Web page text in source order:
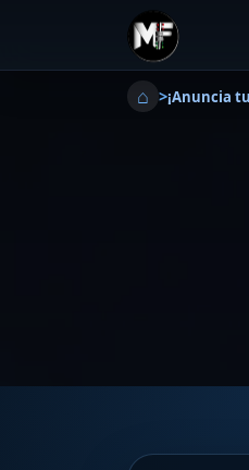
⌂ >¡Anuncia